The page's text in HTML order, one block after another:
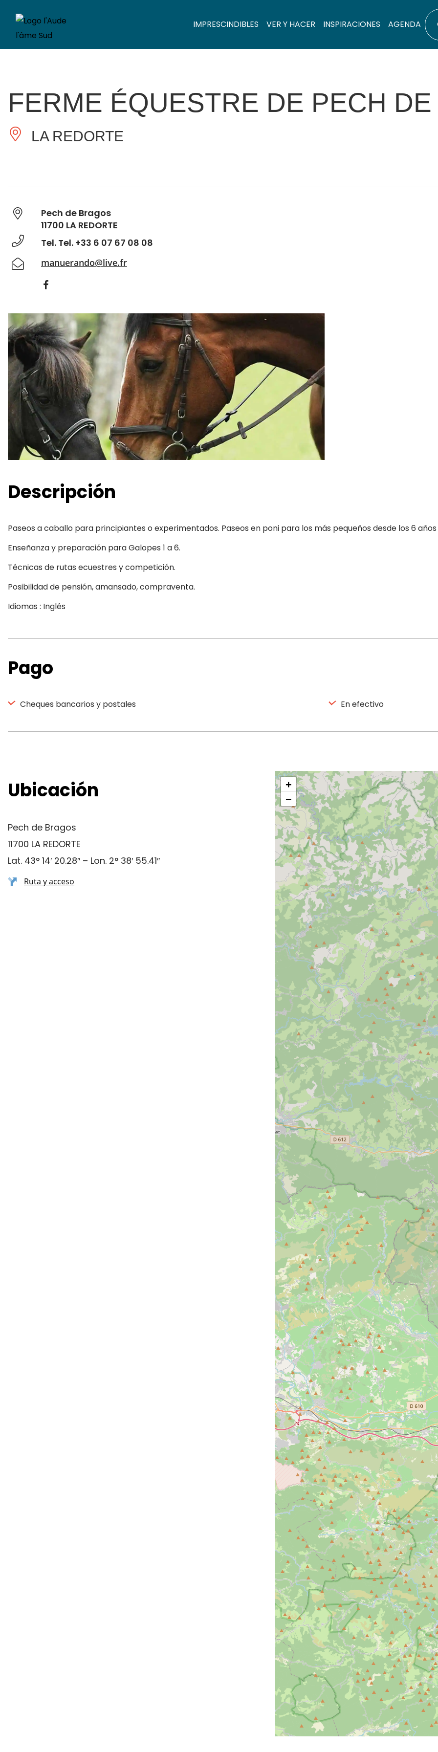
IMPRESCINDIBLES VER Y HACER INSPIRACIONES AGENDA
FERME ÉQUESTRE DE PECH
LA REDORTE
Pech de Bragos
11700 LA REDORTE
Tel. Tel. +33 6 07 67 08 08
manuerando@live.fr
Descripción
Paseos a caballo para principiantes o experimentados. Paseos en poni para los más pequeños desde los 6
Enseñanza y preparación para Galopes 1 a 6.
Técnicas de rutas ecuestres y competición.
Posibilidad de pensión, amansado, compraventa.
Idiomas : Inglés
Pago
Cheques bancarios y postales En efectivo
Ubicación
Pech de Bragos
11700 LA REDORTE
Lat. 43° 14′ 20.28″ – Lon. 2° 38′ 55.41″
Ruta y acceso
+
−